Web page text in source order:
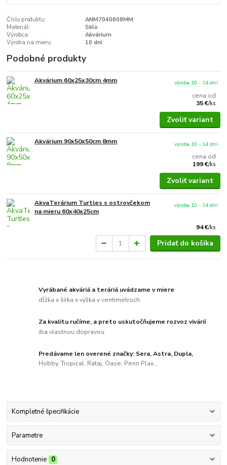
Číslo produktu:
ANM7040608MM
Materiál:
Sklo
Výrobca:
Akvárium
Výroba na mieru:
10 dní
Podobné produkty
Akvárium 60x25x30cm 4mm
cena od
35 €/ks
výroba 10 - 14 dní
Zvoliť variant
Akvárium 90x50x50cm 8mm
cena od
199 €/ks
výroba 10 - 14 dní
Zvoliť variant
AkvaTerárium Turtles s ostrovčekom
na mieru 60x40x25cm
94 €/ks
výroba 10 - 14 dní
Pridať do košíka
Vyrábané akváriá a teráriá uvádzame v miere
dĺžka x šírka x výška v centimetroch.
Za kvalitu ručíme, a preto uskutočňujeme rozvoz vivárií
iba vlastnou dopravou.
Predávame len overené značky: Sera, Astra, Dupla,
Hobby, Tropical, Rataj, Oase, Penn Plax...
Kompletné špecifikácie
Parametre
Hodnotenie 0